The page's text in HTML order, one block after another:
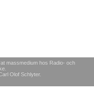
massmedium hos Radio- och
Olof Schlyter.